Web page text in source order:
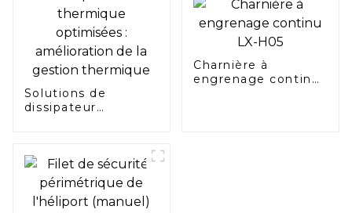
Solutions de
dissipateur
gestion thermique
Charnière à
engrenage continu